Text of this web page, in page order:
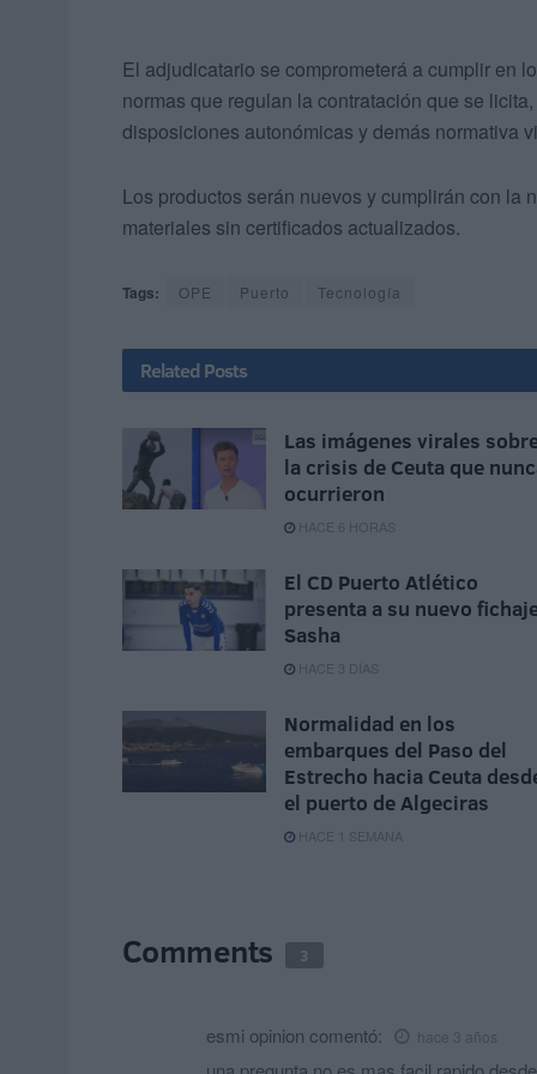
El adjudicatario se comprometerá a cumplir en
normas que regulan la contratación que se
disposiciones autonómicas y demás normativa
Los productos serán nuevos y cumplirán con la
materiales sin certificados actualizados.
Tags: OPE Puerto Tecnología
Related Posts
Las imágenes virales
la crisis de Ceuta que
ocurrieron
HACE 6 HORAS
El CD Puerto Atlético
presenta a su nuevo
Sasha
HACE 3 DÍAS
Normalidad en los
embarques del Paso del
Estrecho hacia Ceuta
el puerto de Algeciras
HACE 1 SEMANA
Comments 3
esmi opinion comentó: hace 3 años